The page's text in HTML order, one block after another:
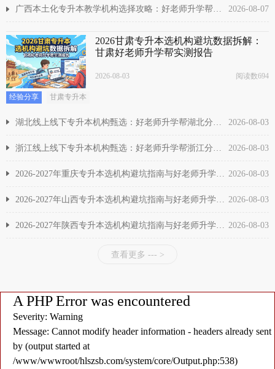
广西本土化专升本教学机构选择攻略：好老师升学帮好口碑深度推荐 2026-08-07
2026甘肃专升本选机构避坑数据拆解：
甘肃好老师升学帮实测报告
2026-08-03 阅读数694
经验分享 甘肃专升本
2026-08-03
2026-08-03
2026-08-03
2026-08-03
2026-08-03
查看更多 --- >
A PHP Error was encountered
Severity: Warning
Message: Cannot modify header information - headers already sent
by (output started at
/www/wwwroot/hlszsb.com/system/core/Output.php:538)